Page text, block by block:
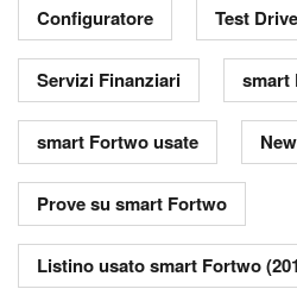
Configuratore Test Drive
Servizi Finanziari smart
smart Fortwo usate
Prove su smart Fortwo
Listino usato smart Fortwo